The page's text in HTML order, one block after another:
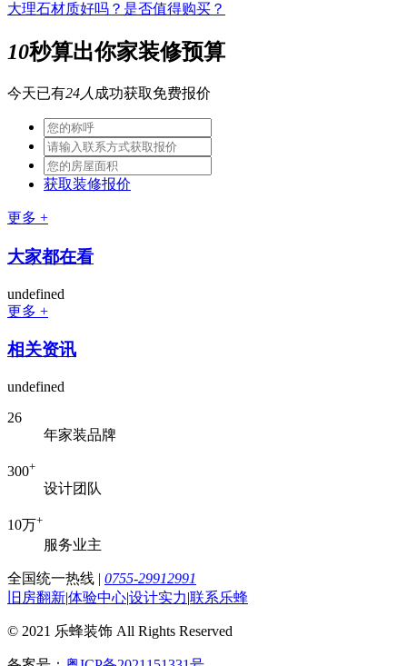
大理石材质好吗？是否值得购买？
10秒算出你家装修预算
今天已有24人 成功获取免费报价
获取装修报价
更多 +
大家都在看
undefined
更多 +
相关资讯
undefined
26
年家装品牌
300+
设计团队
10万+
服务业主
全国统一热线 | 0755-29912991
旧房翻新|体验中心|设计实力|联系乐蜂
© 2021 乐蜂装饰 All Rights Reserved